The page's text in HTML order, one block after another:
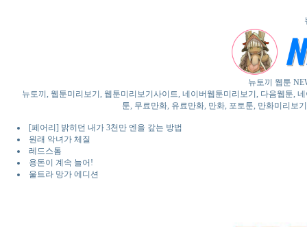
뉴토끼 웹툰
뉴토끼, 웹툰미리보기, 웹툰미리보기사이트, 네이버웹툰미리보기, 다음웹툰,
툰, 무료만화, 유료만화, 만화, 포토툰, 만화미리보
[페어리] 밝히던 내가 3천만 엔을 갚는 방법
원래 악녀가 체질
레드스톰
용돈이 계속 늘어!
울트라 망가 에디션